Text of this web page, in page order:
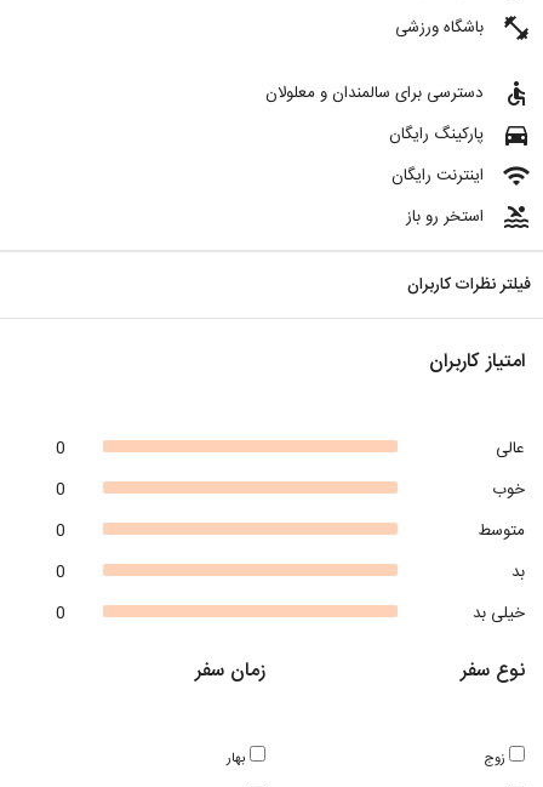
fitness_center باشگاه ورزشی
accessible دسترسی برای سالمندان و معلولان
directions_car پارکینگ رایگان
wifi اینترنت رایگان
pool استخر رو باز
فیلتر نظرات کاربران
امتیاز کاربران
0
عالی
0
خوب
0
متوسط
0
بد
0
خیلی بد
زمان سفر
بهار
نوع سفر
زوج